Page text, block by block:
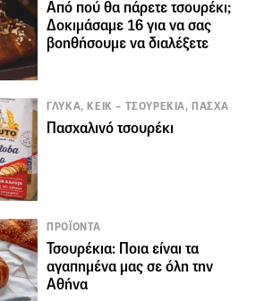
Από πού θα πάρετε τσουρέκι;
Δοκιμάσαμε 16 για να σας
βοηθήσουμε να διαλέξετε
ΓΛΥΚΑ, ΚΕΙΚ – ΤΣΟΥΡΕΚΙΑ, ΠΑΣΧΑ
Πασχαλινό τσουρέκι
ΠΡΟΪΟΝΤΑ
Τσουρέκια: Ποια είναι τα
αγαπημένα μας σε όλη την
Αθήνα